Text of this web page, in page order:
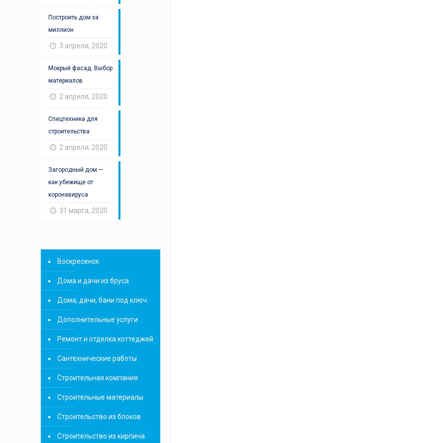
Построить дом за
миллион
3 апреля, 2020
Мокрый фасад. Выбор
материалов
2 апреля, 2020
Спецтехника для
строительства
2 апреля, 2020
Загородный дом —
как убежище от
коронавируса
31 марта, 2020
Воскресенск
Дома и дачи из бруса
Дома, дачи, бани под ключ
Дополнительные услуги
Ремонт и отделка коттеджей
Сантехнические работы
Строительная компания
Строительные материалы
Строительство из блоков
Строительство из кирпича